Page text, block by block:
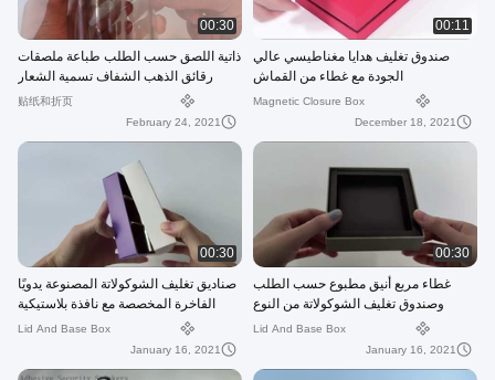
00:11
صندوق تغليف هدايا مغناطيسي عالي
الجودة مع غطاء من القماش
Magnetic Closure Box
December 18, 2021
00:30
ذاتية اللصق حسب الطلب طباعة ملصقات
رقائق الذهب الشفاف تسمية الشعار
الشفاف
贴纸和折页
February 24, 2021
00:30
غطاء مربع أنيق مطبوع حسب الطلب
وصندوق تغليف الشوكولاتة من النوع
الأساسي مع مقسم
Lid And Base Box
January 16, 2021
00:30
صناديق تغليف الشوكولاتة المصنوعة يدويًا
الفاخرة المخصصة مع نافذة بلاستيكية
شفافة
Lid And Base Box
January 16, 2021